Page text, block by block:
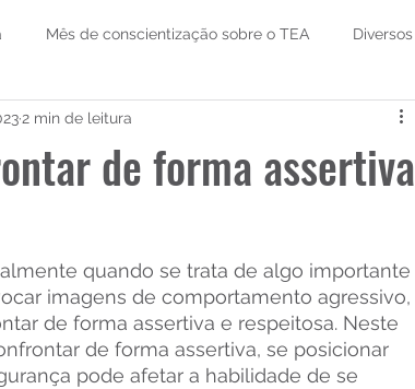
Mês de conscientização sobre o TEA Diversos
de forma assertiva
2 min de leitura
quando se trata de algo importante
imagens de comportamento agressivo,
de forma assertiva e respeitosa. Neste
de forma assertiva, se posicionar
pode afetar a habilidade de se